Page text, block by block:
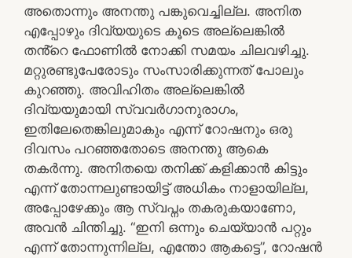
അതൊന്നും അനന്തു പങ്കുവെച്ചില്ല. അനിത
എപ്പോഴും ദിവ്യയുടെ കൂടെ അല്ലെങ്കിൽ
തൻ്റെ ഫോണിൽ നോക്കി സമയം ചിലവഴിച്ചു.
മറ്റുരണ്ടുപേരോടും സംസാരിക്കുന്നത് പോലും
കുറഞ്ഞു. അവിഹിതം അല്ലെങ്കിൽ
ദിവ്യയുമായി സ്വവർഗാനുരാഗം,
ഇതിലേതെങ്കിലുമാകും എന്ന് റോഷനും ഒരു
ദിവസം പറഞ്ഞതോടെ അനന്തു ആകെ
തകർന്നു. അനിതയെ തനിക്ക് കളിക്കാൻ കിട്ടും
എന്ന് തോന്നലുണ്ടായിട്ട് അധികം നാളായില്ല,
അപ്പോഴേക്കും ആ സ്വപ്നം തകരുകയാണോ,
അവൻ ചിന്തിച്ചു. “ഇനി ഒന്നും ചെയ്യാൻ പറ്റും
എന്ന് തോന്നുന്നില്ല, എന്തോ ആകട്ടെ”, റോഷൻ